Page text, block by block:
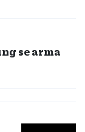
se arma